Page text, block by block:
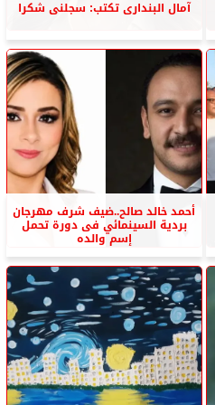
آمال البندارى تكتب: سجلنى شكرا
أحمد خالد صالح..ضيف شرف مهرجان
بردية السينمائي فى دورة تحمل
إسم والده